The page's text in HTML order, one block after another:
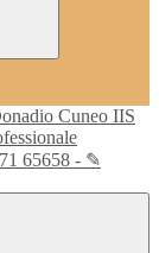
IIS
65658 - ✎